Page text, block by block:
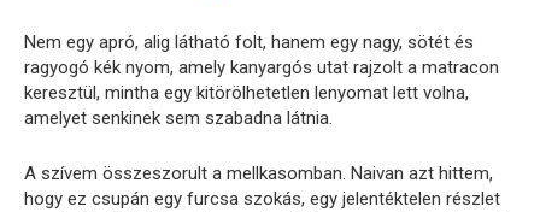
Nem egy apró, alig látható folt, hanem egy nagy, sötét és
ragyogó kék nyom, amely kanyargós utat rajzolt a matracon
keresztül, mintha egy kitörölhetetlen lenyomat lett volna,
amelyet senkinek sem szabadna látnia.
A szívem összeszorult a mellkasomban. Naivan azt hittem,
hogy ez csupán egy furcsa szokás, egy jelentéktelen részlet